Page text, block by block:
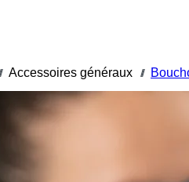
Accessoires généraux ///